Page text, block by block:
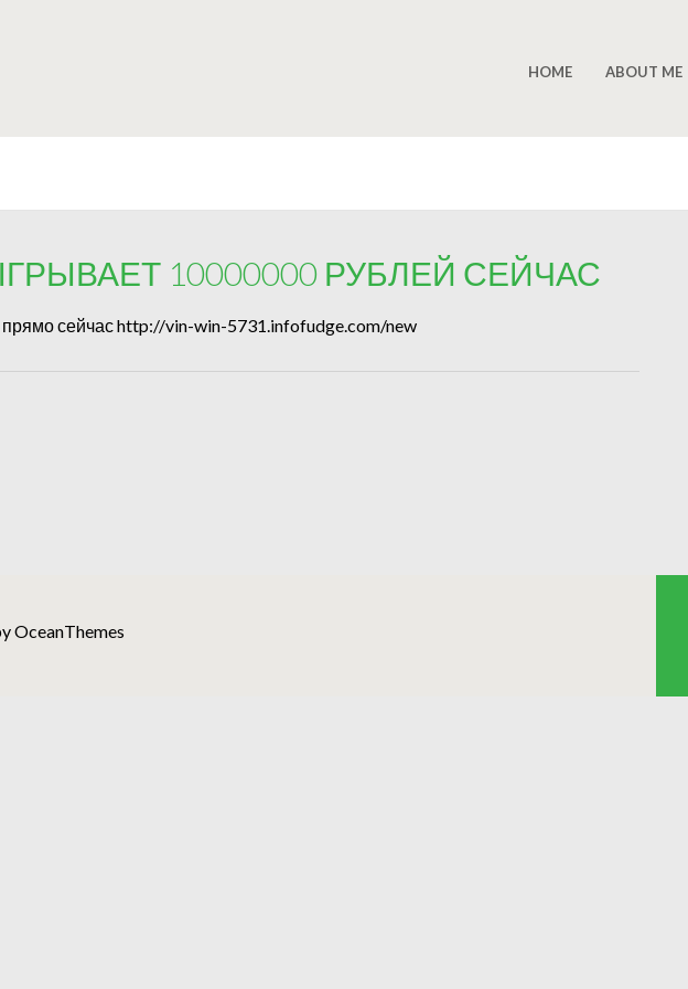
HOME ABOUT ME
10000000 РУБЛЕЙ СЕЙЧАС
сейчас http://vin-win-5731.infofudge.com/new
OceanThemes